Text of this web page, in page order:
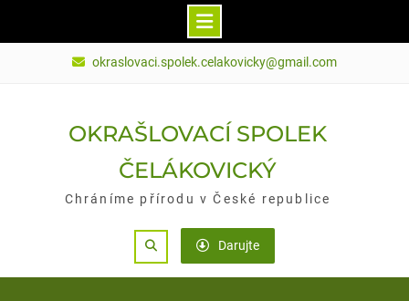
okraslovaci.spolek.celakovicky@gmail.com
OKRAŠLOVACÍ SPOLEK
ČELÁKOVICKÝ
Chráníme přírodu v České republice
Search Darujte